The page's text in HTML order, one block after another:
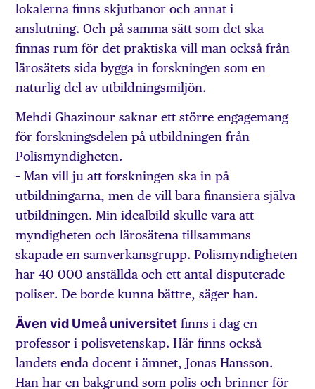
lokalerna finns skjutbanor och annat i
anslutning. Och på samma sätt som det ska
finnas rum för det praktiska vill man också från
lärosätets sida bygga in forskningen som en
naturlig del av utbildningsmiljön.
Mehdi Ghazinour saknar ett större engagemang
för forskningsdelen på utbildningen från
Polismyndigheten.
– Man vill ju att forskningen ska in på
utbildningarna, men de vill bara finansiera själva
utbildningen. Min ideal­bild skulle vara att
myndigheten och lärosätena tillsammans
skapade en samverkansgrupp. Polismyndigheten
har 40 000 anställda och ett antal disputerade
poliser. De borde kunna bättre, säger han.
Även vid Umeå universitet finns i dag en
professor i polis­vetenskap. Här finns också
landets enda docent i ämnet, Jonas Hansson.
Han har en bakgrund som polis och brinner för